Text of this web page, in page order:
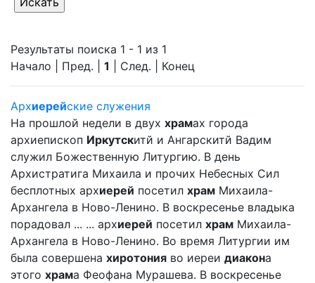
Результаты поиска 1 - 1 из 1
Начало | Пред. | 1 | След. | Конец
Архиерейские служения
На прошлой недели в двух храмах города
архиепископ Иркутскитй и Ангарскитй Вадим
служил Божественную Литургию. В день
Архистратига Михаила и прочих Небесных Сил
бесплотных архиерей посетил храм Михаила-
Архангела в Ново-Ленино. В воскресенье владыка
порадовал ... ... архиерей посетил храм Михаила-
Архангела в Ново-Ленино. Во время Литургии им
была совершена хиротония во иереи диакона
этого храма Феофана Мурашева. В воскресенье